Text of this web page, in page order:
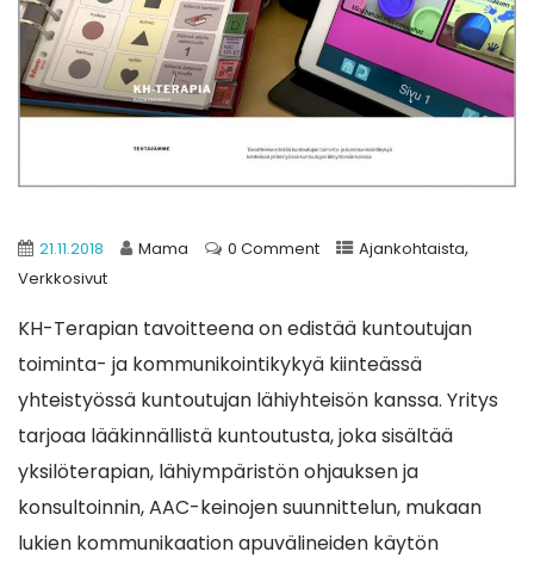
21.11.2018 Mama 0 Comment Ajankohtaista,
Verkkosivut
KH-Terapian tavoitteena on edistää kuntoutujan
toiminta- ja kommunikointikykyä kiinteässä
yhteistyössä kuntoutujan lähiyhteisön kanssa. Yritys
tarjoaa lääkinnällistä kuntoutusta, joka sisältää
yksilöterapian, lähiympäristön ohjauksen ja
konsultoinnin, AAC-keinojen suunnittelun, mukaan
lukien kommunikaation apuvälineiden käytön